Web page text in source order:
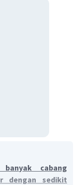
cabang
dengan sedikit